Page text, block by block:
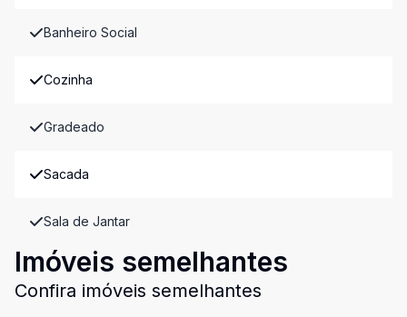
Banheiro Social
Cozinha
Gradeado
Sacada
Sala de Jantar
Imóveis semelhantes
Confira imóveis semelhantes